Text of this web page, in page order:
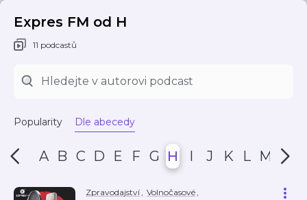
Expres FM od H
11 podcastů
Popularity Dle abecedy
A B C D E F G H I J K L M N
Zpravodajství, Volnočasové,